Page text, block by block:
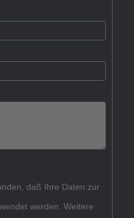
daß Ihre Daten zur
werden. Weitere